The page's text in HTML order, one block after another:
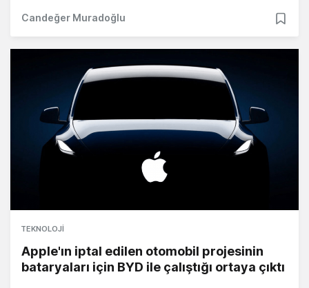
Candeğer Muradoğlu
TEKNOLOJI
Apple'ın iptal edilen otomobil projesinin
bataryaları için BYD ile çalıştığı ortaya çıktı